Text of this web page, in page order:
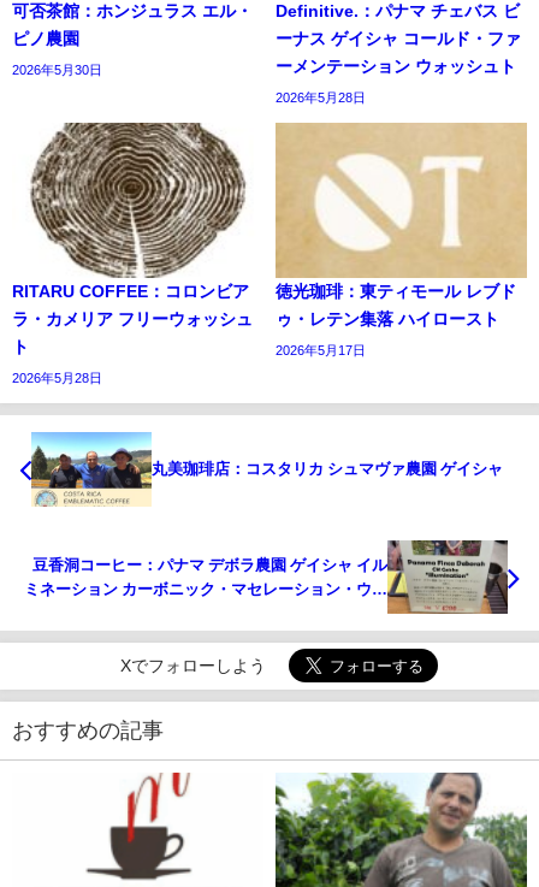
可否茶館：ホンジュラス エル・
ピノ農園
2026年5月30日
Definitive.：パナマ チェバス ビ
ーナス ゲイシャ コールド・ファ
ーメンテーション ウォッシュト
2026年5月28日
RITARU COFFEE：コロンビア
ラ・カメリア フリーウォッシュ
ト
2026年5月28日
徳光珈琲：東ティモール レブド
ゥ・レテン集落 ハイロースト
2026年5月17日
丸美珈琲店：コスタリカ シュマヴァ農園 ゲイシャ
豆香洞コーヒー：パナマ デボラ農園 ゲイシャ イル
ミネーション カーボニック・マセレーション・ウォ
Xでフォローしよう
おすすめの記事